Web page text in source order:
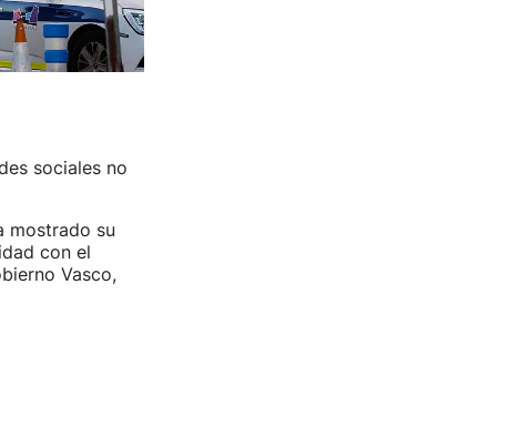
sociales no
mostrado su
con el
Vasco,